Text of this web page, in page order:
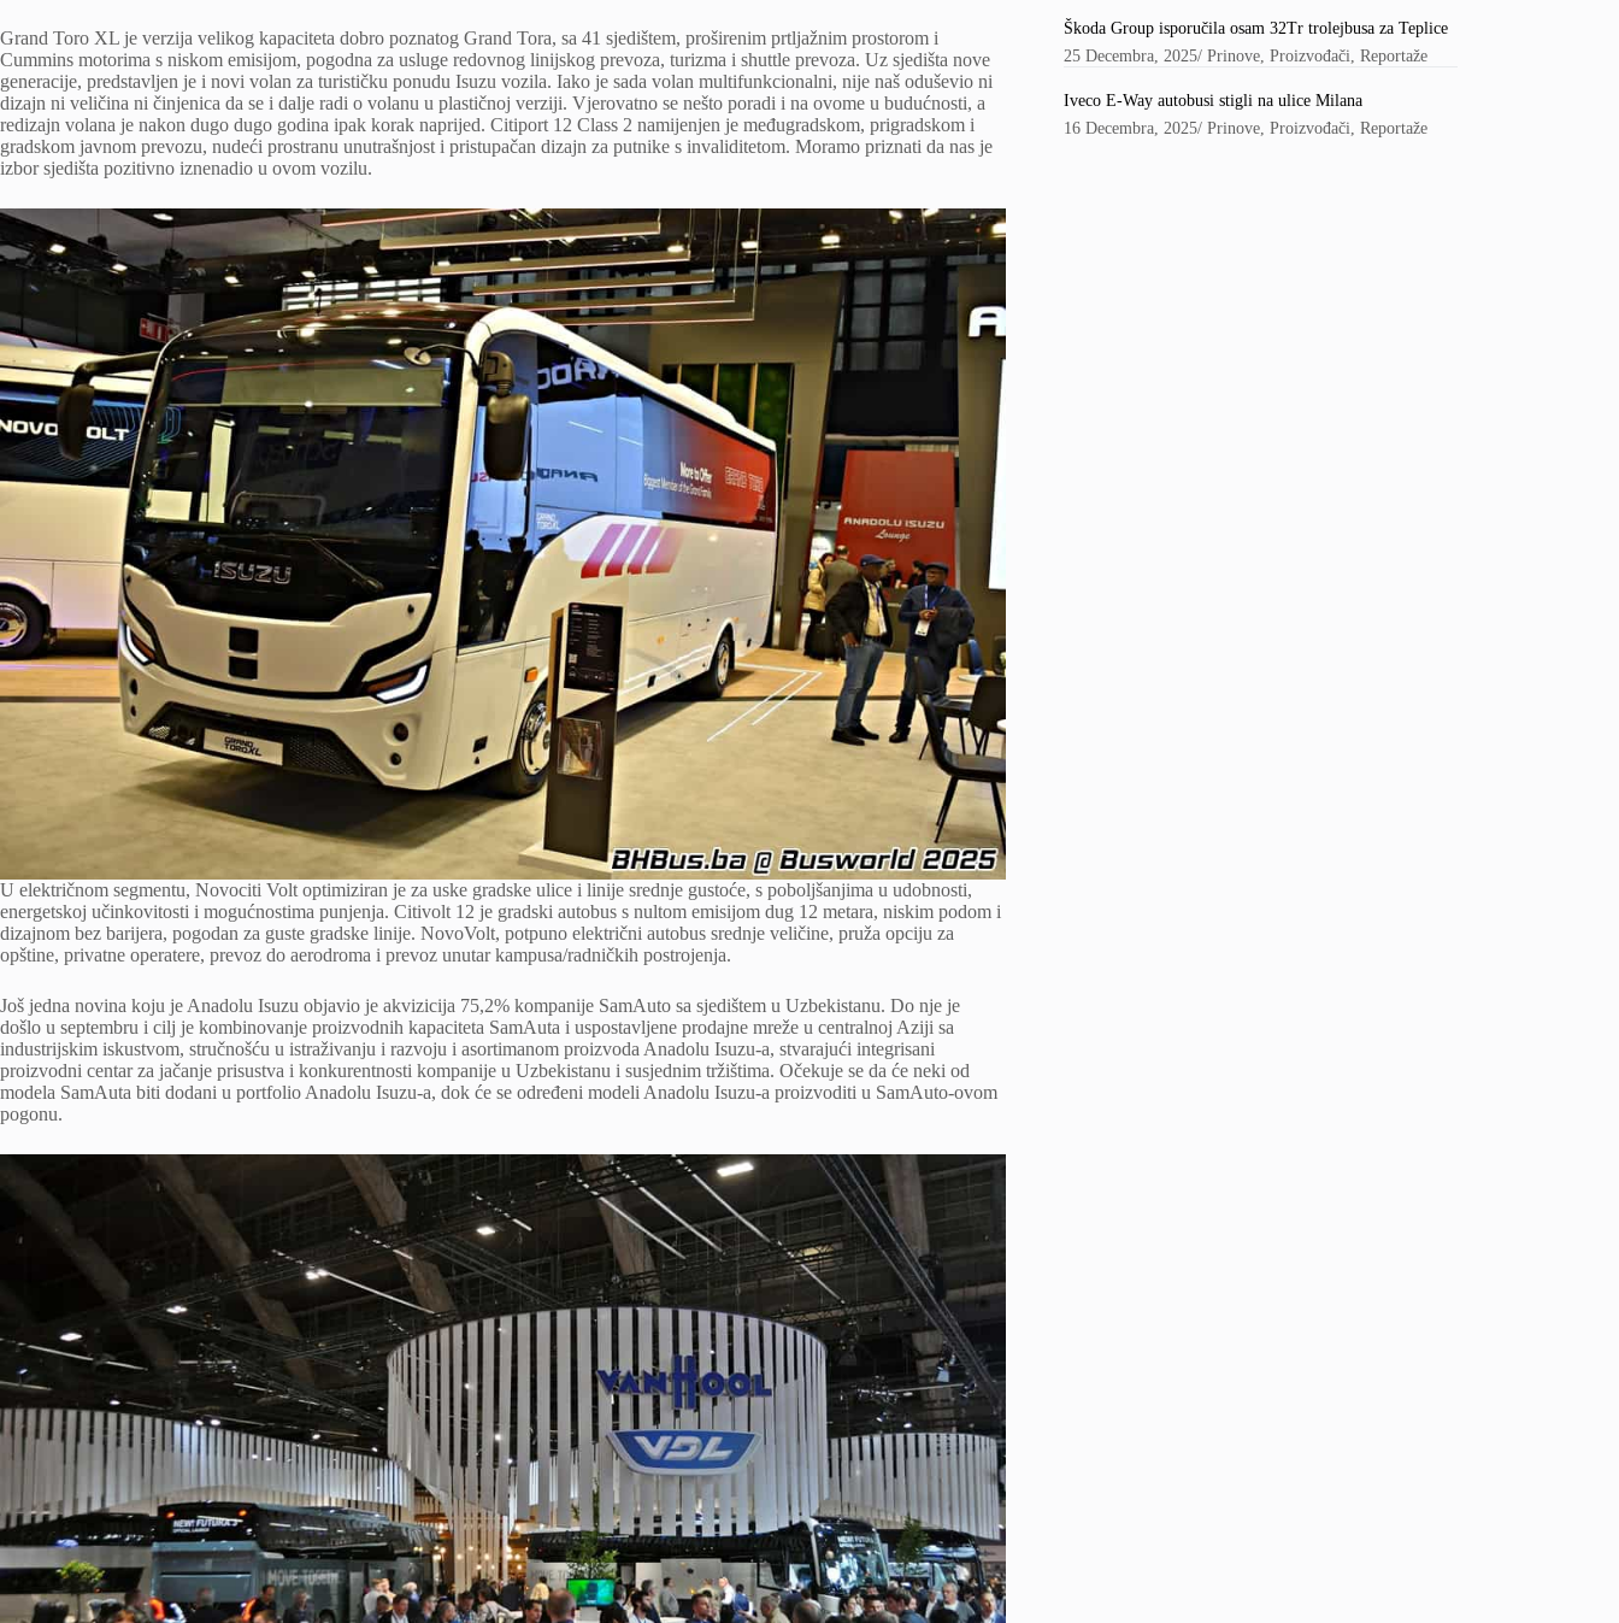
Grand Toro XL je verzija velikog kapaciteta dobro poznatog Grand Tora, sa 41 sjedištem, proširenim prtljažnim prostorom i
Cummins motorima s niskom emisijom, pogodna za usluge redovnog linijskog prevoza, turizma i shuttle prevoza. Uz sjedišta nove
generacije, predstavljen je i novi volan za turističku ponudu Isuzu vozila. Iako je sada volan multifunkcionalni, nije naš oduševio ni
dizajn ni veličina ni činjenica da se i dalje radi o volanu u plastičnoj verziji. Vjerovatno se nešto poradi i na ovome u budućnosti, a
redizajn volana je nakon dugo dugo godina ipak korak naprijed. Citiport 12 Class 2 namijenjen je međugradskom, prigradskom i
gradskom javnom prevozu, nudeći prostranu unutrašnjost i pristupačan dizajn za putnike s invaliditetom. Moramo priznati da nas je
izbor sjedišta pozitivno iznenadio u ovom vozilu.
U električnom segmentu, Novociti Volt optimiziran je za uske gradske ulice i linije srednje gustoće, s poboljšanjima u udobnosti,
energetskoj učinkovitosti i mogućnostima punjenja. Citivolt 12 je gradski autobus s nultom emisijom dug 12 metara, niskim podom i
dizajnom bez barijera, pogodan za guste gradske linije. NovoVolt, potpuno električni autobus srednje veličine, pruža opciju za
opštine, privatne operatere, prevoz do aerodroma i prevoz unutar kampusa/radničkih postrojenja.
Još jedna novina koju je Anadolu Isuzu objavio je akvizicija 75,2% kompanije SamAuto sa sjedištem u Uzbekistanu. Do nje je
došlo u septembru i cilj je kombinovanje proizvodnih kapaciteta SamAuta i uspostavljene prodajne mreže u centralnoj Aziji sa
industrijskim iskustvom, stručnošću u istraživanju i razvoju i asortimanom proizvoda Anadolu Isuzu-a, stvarajući integrisani
proizvodni centar za jačanje prisustva i konkurentnosti kompanije u Uzbekistanu i susjednim tržištima. Očekuje se da će neki od
modela SamAuta biti dodani u portfolio Anadolu Isuzu-a, dok će se određeni modeli Anadolu Isuzu-a proizvoditi u SamAuto-ovom
pogonu.
Škoda Group isporučila osam 32Tr trolejbusa za Teplice
25 Decembra, 2025/Prinove,Proizvođači,Reportaže
Iveco E-Way autobusi stigli na ulice Milana
16 Decembra, 2025/Prinove,Proizvođači,Reportaže